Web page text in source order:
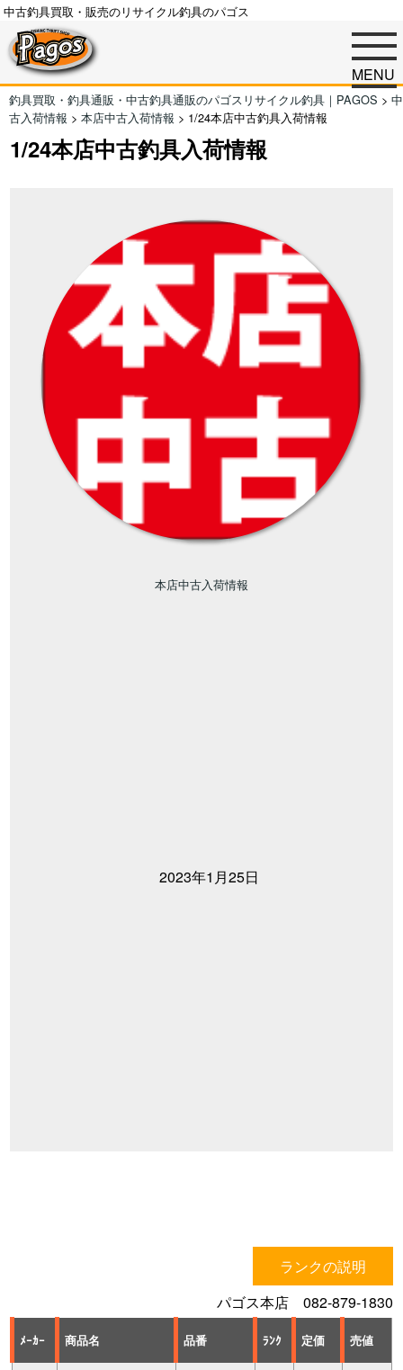
中古釣具買取・販売のリサイクル釣具のパゴス
MENU
釣具買取・釣具通販・中古釣具通販のパゴスリサイクル釣具｜PAGOS > 中
古入荷情報 > 本店中古入荷情報 > 1/24本店中古釣具入荷情報
1/24本店中古釣具入荷情報
本店中古入荷情報
2023年1月25日
ランクの説明
パゴス本店 082-879-1830
ﾒｰｶｰ 商品名 品番 ﾗﾝｸ 定価 売値